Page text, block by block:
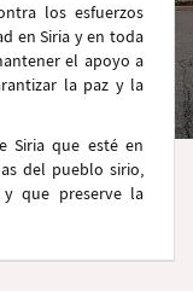
los esfuerzos
en Siria y en toda
el apoyo a
la paz y la
Siria que esté en
del pueblo sirio,
que preserve la